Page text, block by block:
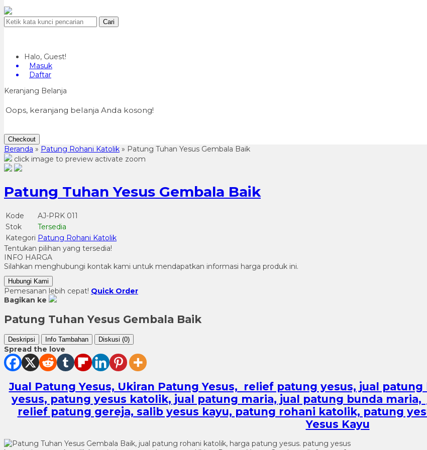
Cari
Halo, Guest!
Masuk
Daftar
Keranjang Belanja
Oops, keranjang belanja Anda kosong!
Checkout
Beranda » Patung Rohani Katolik » Patung Tuhan Yesus Gembala Baik
click image to preview activate zoom
Patung Tuhan Yesus Gembala Baik
Kode
AJ-PRK 011
Stok
Tersedia
Kategori Patung Rohani Katolik
Tentukan pilihan yang tersedia!
INFO HARGA
Silahkan menghubungi kontak kami untuk mendapatkan informasi harga produk ini.
Hubungi Kami
Pemesanan lebih cepat! Quick Order
Bagikan ke
Patung Tuhan Yesus Gembala Baik
Deskripsi Info Tambahan Diskusi (0)
Spread the love
Jual Patung Yesus, Ukiran Patung Yesus, relief patung yesus, jual
yesus, patung yesus katolik, jual patung maria, jual patung bunda
relief patung gereja, salib yesus kayu, patung rohani katolik, patung
Yesus Kayu